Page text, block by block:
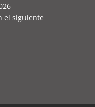
el siguiente